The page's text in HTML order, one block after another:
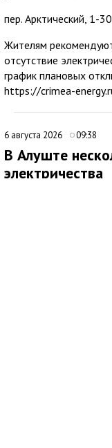
пер. Арктический, 1-30
Жителям
отсутствие
график плановых
https://crimea-
6 августа 2026 09:38
В Алуште
электричества